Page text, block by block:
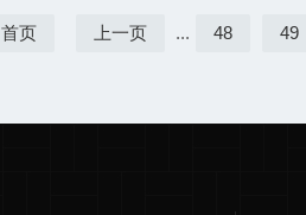
首页 上一页 ... 48 49